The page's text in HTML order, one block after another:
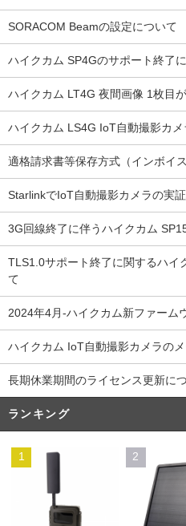
SORACOM Beamの設定について
ハイクカム SP4Gのサポート終了
ハイクカム LT4G 夜間画像 1枚目
ハイクカム LS4G IoT自動撮影カ
適格請求書等保存方式（インボイ
StarlinkでIoT自動撮影カメラの実
3G回線終了に伴うハイクカム
TLS1.0サポート終了に関するハイ
て
2024年4月-ハイクカム新ファーム
ハイクカム IoT自動撮影カメラの
長期休業期間のライセンス更新に
ランキング
1 2